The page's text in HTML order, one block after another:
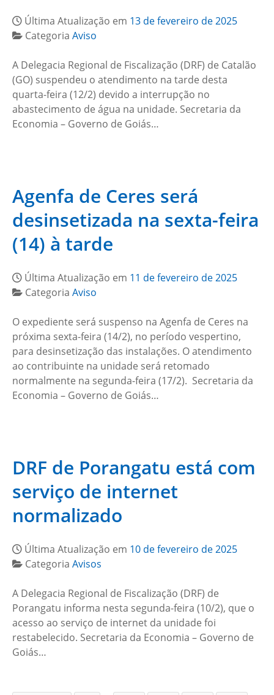
Última Atualização em 13 de fevereiro de 2025
Categoria Aviso
A Delegacia Regional de Fiscalização (DRF) de Catalão
(GO) suspendeu o atendimento na tarde desta
quarta-feira (12/2) devido a interrupção no
abastecimento de água na unidade. Secretaria da
Economia – Governo de Goiás…
Agenfa de Ceres será
desinsetizada na sexta-feira
(14) à tarde
Última Atualização em 11 de fevereiro de 2025
Categoria Aviso
O expediente será suspenso na Agenfa de Ceres na
próxima sexta-feira (14/2), no período vespertino,
para desinsetização das instalações. O atendimento
ao contribuinte na unidade será retomado
normalmente na segunda-feira (17/2). Secretaria da
Economia – Governo de Goiás…
DRF de Porangatu está com
serviço de internet
normalizado
Última Atualização em 10 de fevereiro de 2025
Categoria Avisos
A Delegacia Regional de Fiscalização (DRF) de
Porangatu informa nesta segunda-feira (10/2), que o
acesso ao serviço de internet da unidade foi
restabelecido. Secretaria da Economia – Governo de
Goiás…